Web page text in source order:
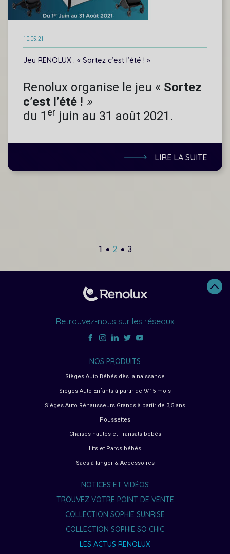
10.05.21
Jeu RENOLUX : « Sortez c’est l’été ! »
Renolux organise le jeu « Sortez
c’est l’été ! »
du 1 er juin au 31 août 2021.
LIRE LA SUITE
1 2 3
Retrouvez-nous sur les réseaux
NOS PRODUITS
Sièges Auto Bébés dès la naissance
Sièges Auto Enfants à partir de 9/15 mois
Sièges Auto Réhausseurs Grands à partir de 3,5 ans
Poussettes
Chaises hautes et Transats bébés
Lits et Parcs bébés
Sacs à langer & Accessoires
NOTICES ET VIDÉOS
TROUVEZ VOTRE POINT DE VENTE
COLLECTION SOPHIE SUNRISE
COLLECTION SOPHIE SO CHIC
LES ACTUS RENOLUX